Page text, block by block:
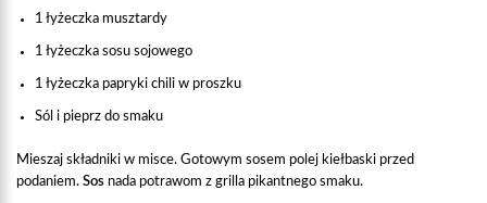
1 łyżeczka musztardy
1 łyżeczka sosu sojowego
1 łyżeczka papryki chili w proszku
Sól i pieprz do smaku
Mieszaj składniki w misce. Gotowym sosem polej kiełbaski przed
podaniem. Sos nada potrawom z grilla pikantnego smaku.